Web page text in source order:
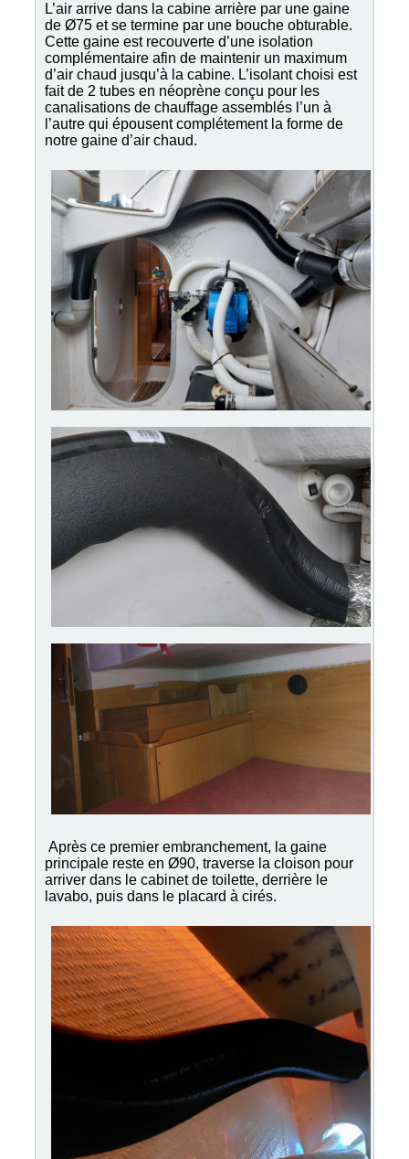
L’air arrive dans la cabine arrière par une gaine
de Ø75 et se termine par une bouche obturable.
Cette gaine est recouverte d’une isolation
complémentaire afin de maintenir un maximum
d’air chaud jusqu’à la cabine. L’isolant choisi est
fait de 2 tubes en néoprène conçu pour les
canalisations de chauffage assemblés l’un à
l’autre qui épousent complétement la forme de
notre gaine d’air chaud.
Après ce premier embranchement, la gaine
principale reste en Ø90, traverse la cloison pour
arriver dans le cabinet de toilette, derrière le
lavabo, puis dans le placard à cirés.